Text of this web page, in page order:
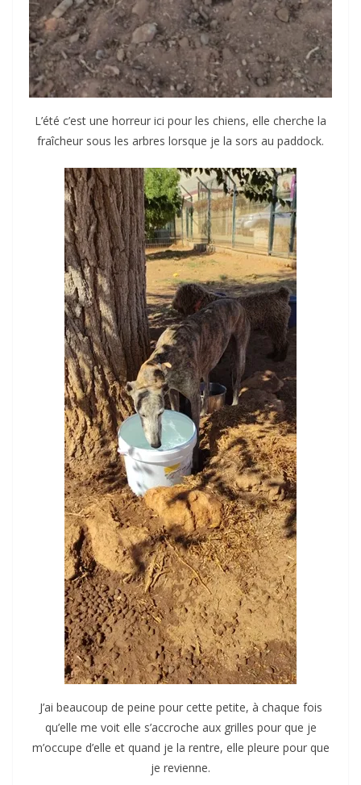
L’été c’est une horreur ici pour les chiens, elle cherche la
fraîcheur sous les arbres lorsque je la sors au paddock.
J’ai beaucoup de peine pour cette petite, à chaque fois
qu’elle me voit elle s’accroche aux grilles pour que je
m’occupe d’elle et quand je la rentre, elle pleure pour que
je revienne.